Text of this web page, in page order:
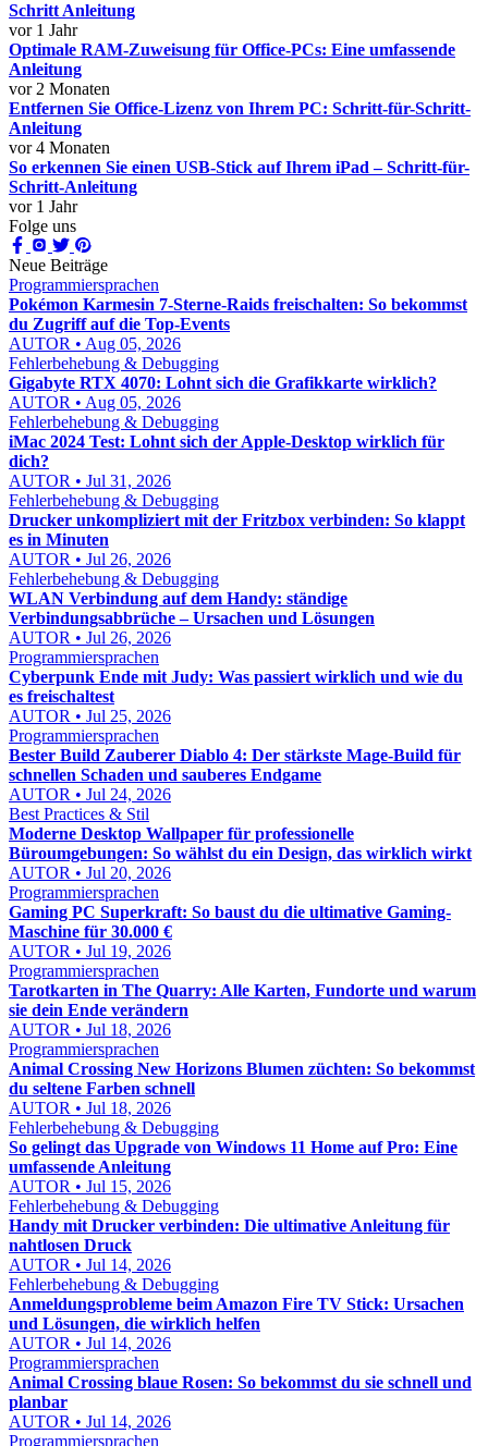
Schritt Anleitung
vor 1 Jahr
Optimale RAM-Zuweisung für Office-PCs: Eine umfassende
Anleitung
vor 2 Monaten
Entfernen Sie Office-Lizenz von Ihrem PC: Schritt-für-Schritt-
Anleitung
vor 4 Monaten
So erkennen Sie einen USB-Stick auf Ihrem iPad – Schritt-für-
Schritt-Anleitung
vor 1 Jahr
Folge uns
Neue Beiträge
Programmiersprachen
Pokémon Karmesin 7-Sterne-Raids freischalten: So bekommst
du Zugriff auf die Top-Events
AUTOR • Aug 05, 2026
Fehlerbehebung & Debugging
Gigabyte RTX 4070: Lohnt sich die Grafikkarte wirklich?
AUTOR • Aug 05, 2026
Fehlerbehebung & Debugging
iMac 2024 Test: Lohnt sich der Apple-Desktop wirklich für
dich?
AUTOR • Jul 31, 2026
Fehlerbehebung & Debugging
Drucker unkompliziert mit der Fritzbox verbinden: So klappt
es in Minuten
AUTOR • Jul 26, 2026
Fehlerbehebung & Debugging
WLAN Verbindung auf dem Handy: ständige
Verbindungsabbrüche – Ursachen und Lösungen
AUTOR • Jul 26, 2026
Programmiersprachen
Cyberpunk Ende mit Judy: Was passiert wirklich und wie du
es freischaltest
AUTOR • Jul 25, 2026
Programmiersprachen
Bester Build Zauberer Diablo 4: Der stärkste Mage-Build für
schnellen Schaden und sauberes Endgame
AUTOR • Jul 24, 2026
Best Practices & Stil
Moderne Desktop Wallpaper für professionelle
Büroumgebungen: So wählst du ein Design, das wirklich wirkt
AUTOR • Jul 20, 2026
Programmiersprachen
Gaming PC Superkraft: So baust du die ultimative Gaming-
Maschine für 30.000 €
AUTOR • Jul 19, 2026
Programmiersprachen
Tarotkarten in The Quarry: Alle Karten, Fundorte und warum
sie dein Ende verändern
AUTOR • Jul 18, 2026
Programmiersprachen
Animal Crossing New Horizons Blumen züchten: So bekommst
du seltene Farben schnell
AUTOR • Jul 18, 2026
Fehlerbehebung & Debugging
So gelingt das Upgrade von Windows 11 Home auf Pro: Eine
umfassende Anleitung
AUTOR • Jul 15, 2026
Fehlerbehebung & Debugging
Handy mit Drucker verbinden: Die ultimative Anleitung für
nahtlosen Druck
AUTOR • Jul 14, 2026
Fehlerbehebung & Debugging
Anmeldungsprobleme beim Amazon Fire TV Stick: Ursachen
und Lösungen, die wirklich helfen
AUTOR • Jul 14, 2026
Programmiersprachen
Animal Crossing blaue Rosen: So bekommst du sie schnell und
planbar
AUTOR • Jul 14, 2026
Programmiersprachen